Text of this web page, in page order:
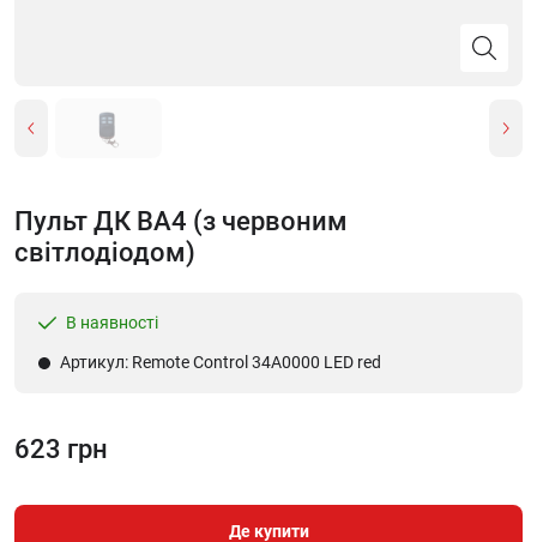
Пульт ДК BA4 (з червоним
світлодіодом)
В наявності
Артикул: Remote Control 34A0000 LED red
623 грн
Де купити